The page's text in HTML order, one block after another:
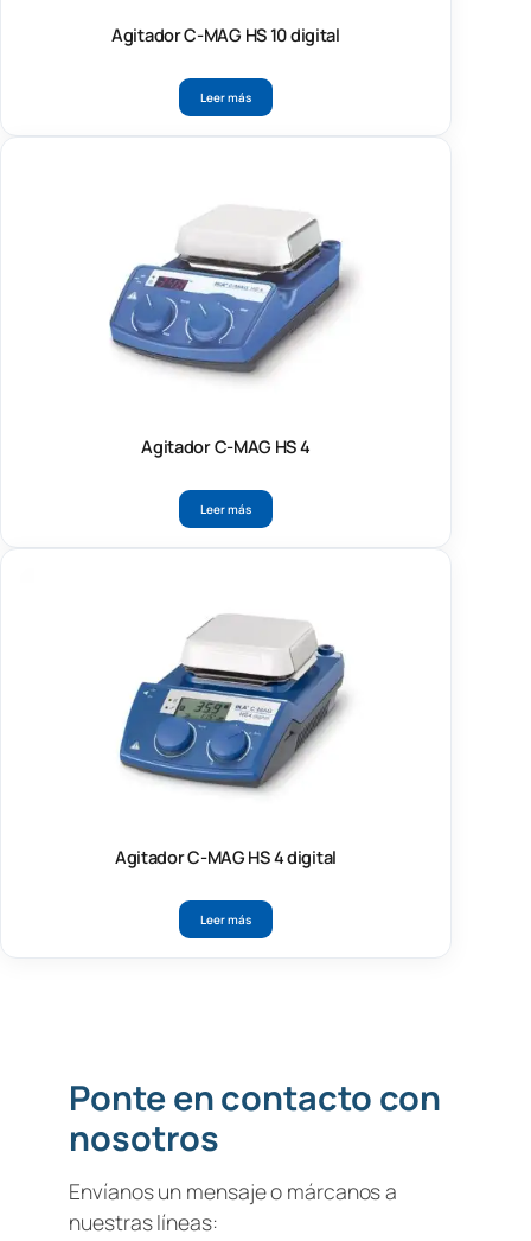
Agitador C-MAG HS 10 digital
Leer más
Agitador C-MAG HS 4
Leer más
Agitador C-MAG HS 4 digital
Leer más
Ponte en contacto con
nosotros
Envíanos un mensaje o márcanos a
nuestras líneas: